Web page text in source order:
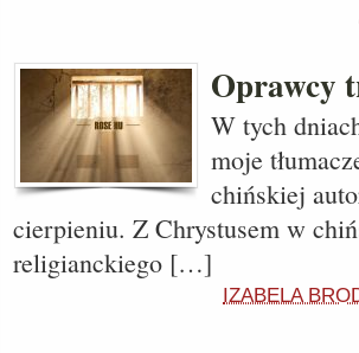
Oprawcy
W tych
moje
chińskiej
cierpieniu. Z Chrystusem w
religianckiego […]
IZABELA